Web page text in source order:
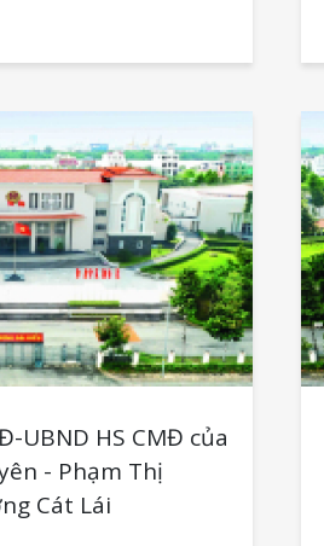
UBND HS CMĐ của
- Phạm Thị
Cát Lái